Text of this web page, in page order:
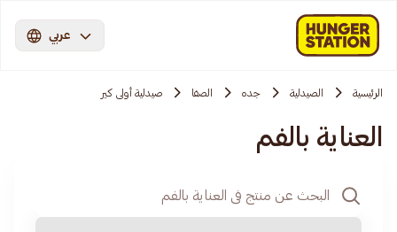
عربي
الرئيسية الصيدلية جده الصفا صيدلية أولى كير
العناية بالفم